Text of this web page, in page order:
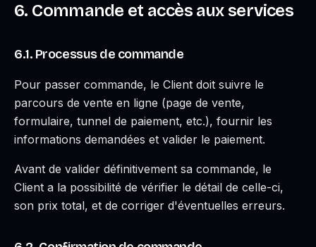
6. Commande et accès aux services
6.1. Processus de commande
Pour passer commande, le Client doit suivre le
parcours de vente en ligne (page de vente,
formulaire, tunnel de paiement, etc.), fournir les
informations demandées et valider le paiement.
Avant de valider définitivement sa commande, le
Client a la possibilité de vérifier le détail de celle-ci,
son prix total, et de corriger d'éventuelles erreurs.